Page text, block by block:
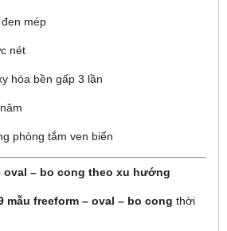
mép
nét
hóa bền gấp 3 lần
phòng tắm ven biển
– bo cong theo xu hướng
mẫu freeform – oval – bo cong thời